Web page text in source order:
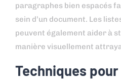
paragraphes bien espacés
sein d’un document. Les
peuvent également aider à
manière visuellement
Techniques